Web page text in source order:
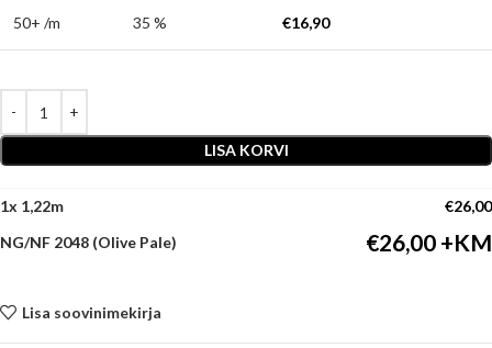
50+ /m 35 % €16,90
LISA KORVI
1x €26,00
NG/NF 2048 (Olive Pale)
€26,00
Lisa soovinimekirja